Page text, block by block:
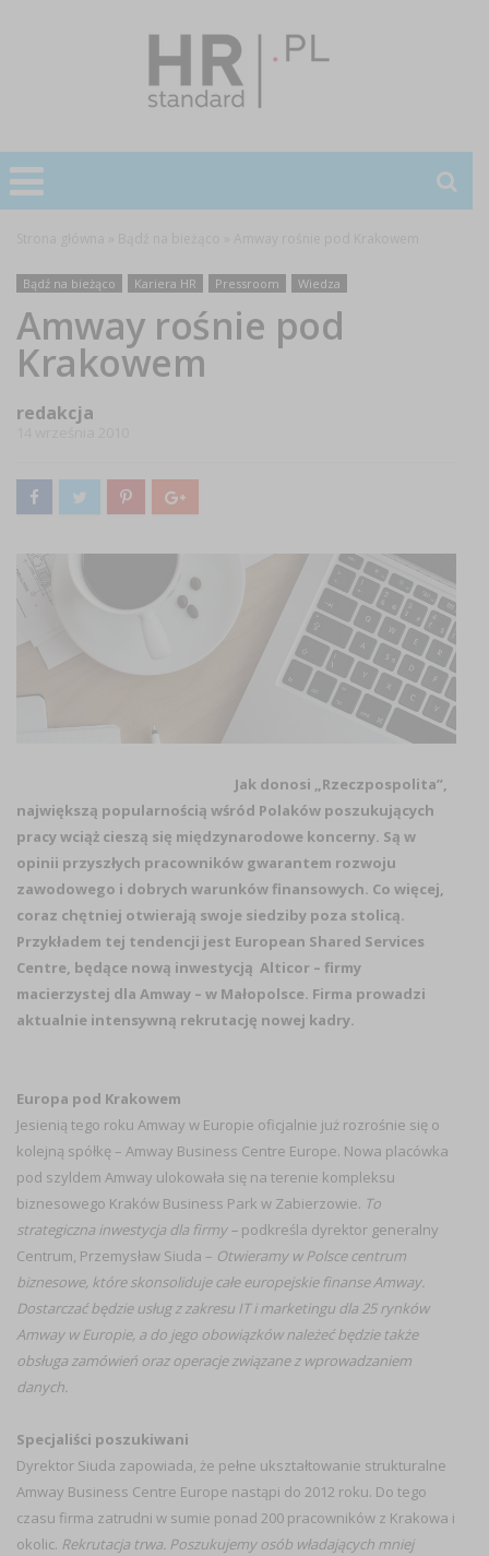
Bądź na bieżąco Kariera HR Pressroom Wiedza
Amway rośnie pod
Krakowem
redakcja
Jak donosi „Rzeczpospolita”,
największą popularnością wśród Polaków poszukujących
pracy wciąż cieszą się międzynarodowe koncerny. Są w
opinii przyszłych pracowników gwarantem rozwoju
zawodowego i dobrych warunków finansowych. Co więcej,
coraz chętniej otwierają swoje siedziby poza stolicą.
Przykładem tej tendencji jest European Shared Services
Centre, będące nową inwestycją Alticor – firmy
macierzystej dla Amway – w Małopolsce. Firma prowadzi
aktualnie intensywną rekrutację nowej kadry.
Europa pod Krakowem
Jesienią tego roku Amway w Europie oficjalnie już rozrośnie się o
kolejną spółkę – Amway Business Centre Europe. Nowa placówka
pod szyldem Amway ulokowała się na terenie kompleksu
biznesowego Kraków Business Park w Zabierzowie. To
strategiczna inwestycja dla firmy – podkreśla dyrektor generalny
Centrum, Przemysław Siuda – Otwieramy w Polsce centrum
biznesowe, które skonsoliduje całe europejskie finanse Amway.
Dostarczać będzie usług z zakresu IT i marketingu dla 25 rynków
Amway w Europie, a do jego obowiązków należeć będzie także
obsługa zamówień oraz operacje związane z wprowadzaniem
danych.
Specjaliści poszukiwani
Dyrektor Siuda zapowiada, że pełne ukształtowanie strukturalne
Amway Business Centre Europe nastąpi do 2012 roku. Do tego
czasu firma zatrudni w sumie ponad 200 pracowników z Krakowa i
okolic. Rekrutacja trwa. Poszukujemy osób władających mniej